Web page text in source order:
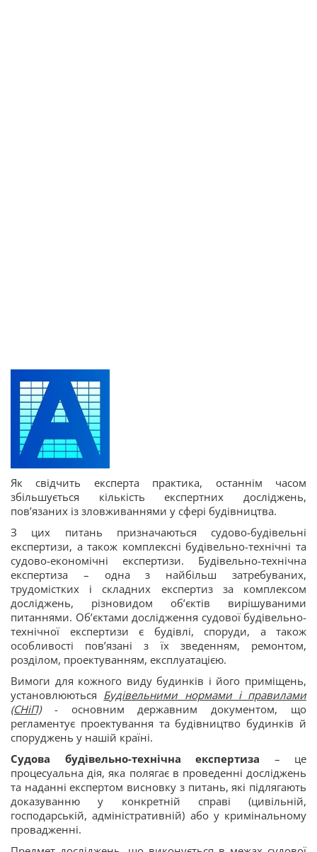
Як свідчить експерта практика, останнім часом
збільшується кількість експертних досліджень,
пов’язаних із зловживаннями у сфері будівництва.
З цих питань призначаються судово-будівельні
експертизи, а також комплексні будівельно-технічні та
судово-економічні експертизи. Будівельно-технічна
експертиза – одна з найбільш затребуваних,
трудомістких і складних експертиз за комплексом
досліджень, різновидом об’єктів вирішуваними
питаннями. Об’єктами дослідження судової будівельно-
технічної експертизи є будівлі, споруди, а також
особливості пов’язані з їх зведенням, ремонтом,
розділом, проектуванням, експлуатацією.
Вимоги для кожного виду будинків і його приміщень,
установлюються Будівельними нормами і правилами
(СНіП)- основним державним документом, що
регламентує проектування та будівництво будинків й
споруджень у нашій країні.
Судова будівельно-технічна експертиза – це
процесуальна дія, яка полягає в проведенні досліджень
та наданні експертом висновку з питань, які підлягають
доказуванню у конкретній справі (цивільній,
господарській, адміністративній) або у кримінальному
провадженні.